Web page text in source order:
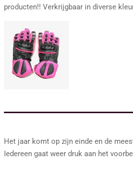
producten!! Verkrijgbaar in diverse
Het jaar komt op zijn einde en de
Iedereen gaat weer druk aan het